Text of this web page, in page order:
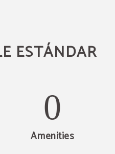
ESTÁNDAR
Amenities